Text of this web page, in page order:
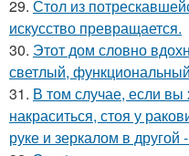
29. Стол из
искусство превращается.
30. Этот дом словно
светлый,
31. В том случае, если вы
накраситься, стоя у
руке и зеркалом в другой